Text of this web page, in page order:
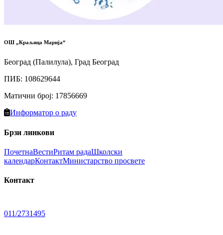
ОШ „Краљица Марија“
Београд (Палилула), Град Београд
ПИБ: 108629644
Матични број: 17856669
Информатор о раду
Брзи линкови
ПочетнаВестиРитам радаШколски
календарКонтактМинистарство просвете
Контакт
011/2731495